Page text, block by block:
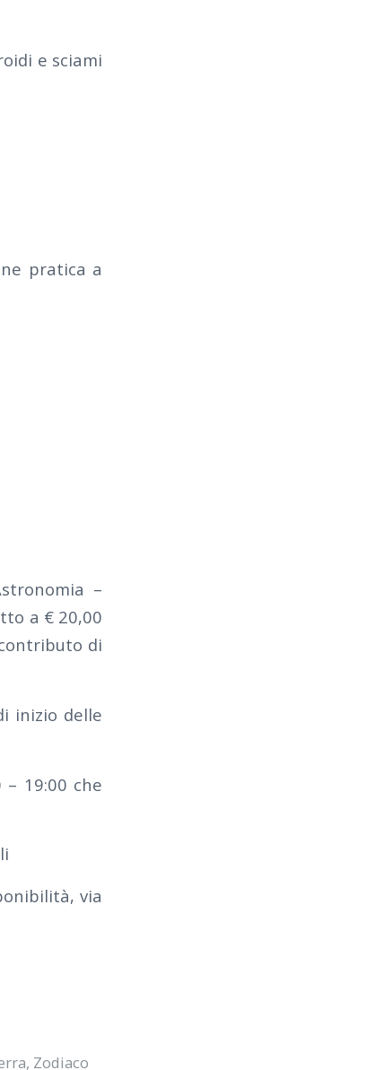
e sciami
pratica a
–
a € 20,00
di
inizio delle
19:00 che
via
, Zodiaco